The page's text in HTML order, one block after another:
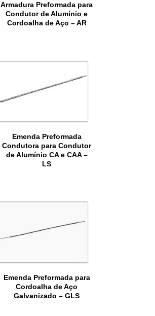
Armadura Preformada para
Condutor de Alumínio e
Cordoalha de Aço – AR
Emenda Preformada
Condutora para Condutor
de Alumínio CA e CAA –
LS
Emenda Preformada para
Cordoalha de Aço
Galvanizado – GLS